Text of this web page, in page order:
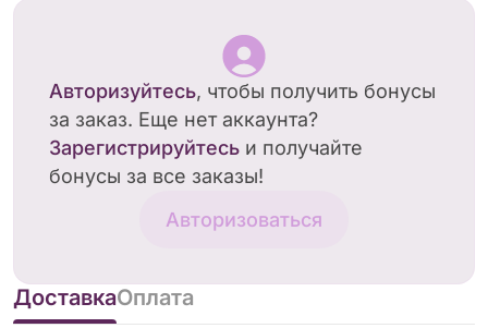
день рождения или новый год — маленький
Авторизуйтесь, чтобы получить бонусы
за заказ. Еще нет аккаунта?
Зарегистрируйтесь и получайте
бонусы за все заказы!
Авторизоваться
ДоставкаОплата